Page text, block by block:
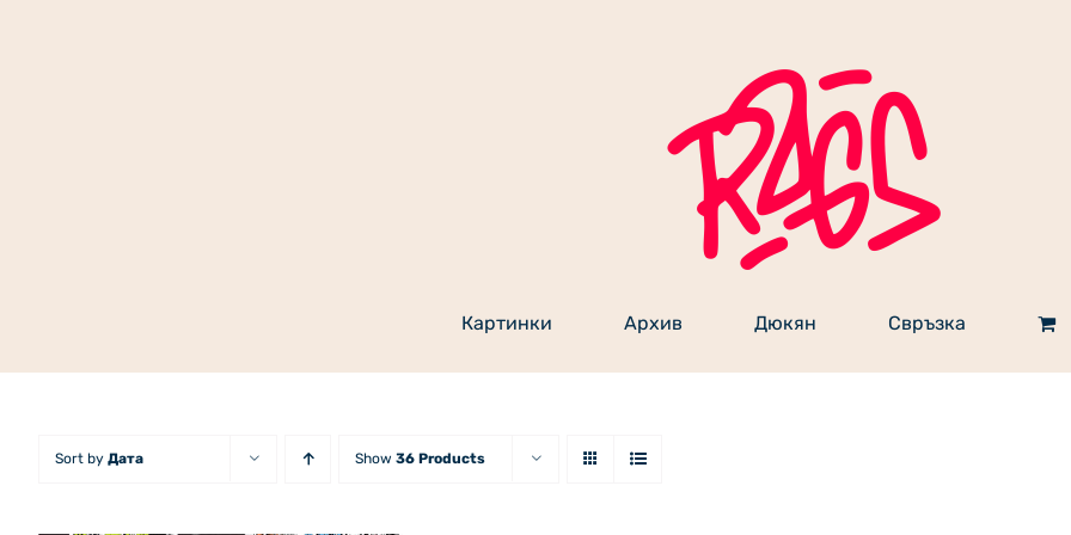
Картинки Архив Дюкян Свръзка
Sort by Дата Show 36 Products